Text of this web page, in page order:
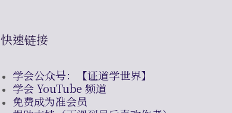
快速链接
学会公众号：【证道学世界】
学会 YouTube 频道
免费成为准会员